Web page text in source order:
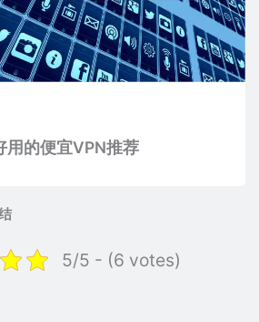
用的便宜VPN推荐
5/5 - (6 votes)